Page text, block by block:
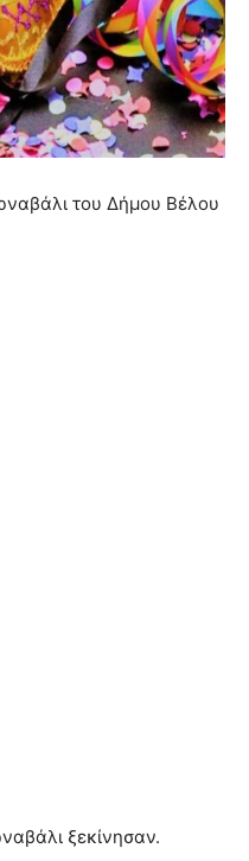
του Δήμου Βέλου
ξεκίνησαν.